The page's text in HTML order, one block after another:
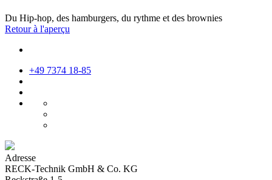
Du Hip-hop, des hamburgers, du rythme et des brownies
Retour à l'aperçu
+49 7374 18-85
Adresse
RECK-Technik GmbH & Co. KG